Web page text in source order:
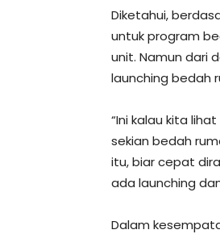
Diketahui,
untuk program
unit. Namun dari
launching bedah
“Ini kalau kita
sekian bedah
itu, biar cepat
ada launching
Dalam